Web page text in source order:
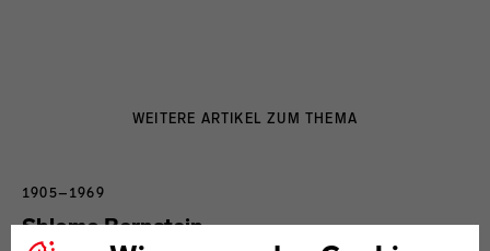
WEITERE ARTIKEL ZUM THEMA
Shlomo Bernstein
1905–1969